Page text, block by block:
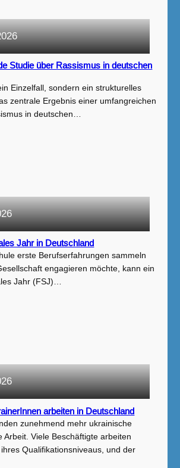
Studie über Rassismus in deutschen
Einzelfall, sondern ein strukturelles
zentrale Ergebnis einer umfangreichen
in deutschen…
Jahr in Deutschland
erste Berufserfahrungen sammeln
engagieren möchte, kann ein
Jahr (FSJ)…
arbeiten in Deutschland
zunehmend mehr ukrainische
Arbeit. Viele Beschäftigte arbeiten
Qualifikationsniveaus, und der